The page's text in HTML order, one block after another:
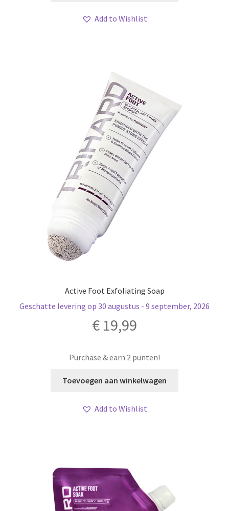
Add to Wishlist
Active Foot Exfoliating Soap
Geschatte levering op 30 augustus - 9 september, 2026
€ 19,99
Purchase & earn 2 punten!
Toevoegen aan winkelwagen
Add to Wishlist